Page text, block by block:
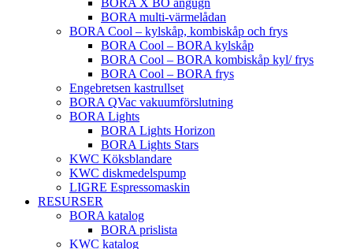
BORA X BO ångugn
BORA multi-värmelådan
BORA Cool – kylskåp, kombiskåp och frys
BORA Cool – BORA kylskåp
BORA Cool – BORA kombiskåp kyl/ frys
BORA Cool – BORA frys
Engebretsen kastrullset
BORA QVac vakuumförslutning
BORA Lights
BORA Lights Horizon
BORA Lights Stars
KWC Köksblandare
KWC diskmedelspump
LIGRE Espressomaskin
RESURSER
BORA katalog
BORA prislista
KWC katalog